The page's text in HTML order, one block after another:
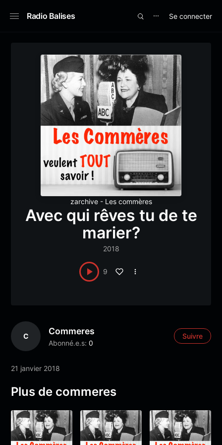
Radio Balises ⋯ Se connecter
zarchive - Les commères
Avec qui rêves tu de te
marier?
2018
9
C Commeres
Abonné.e.s: 0
Suivre
21 janvier 2018
Plus de commeres